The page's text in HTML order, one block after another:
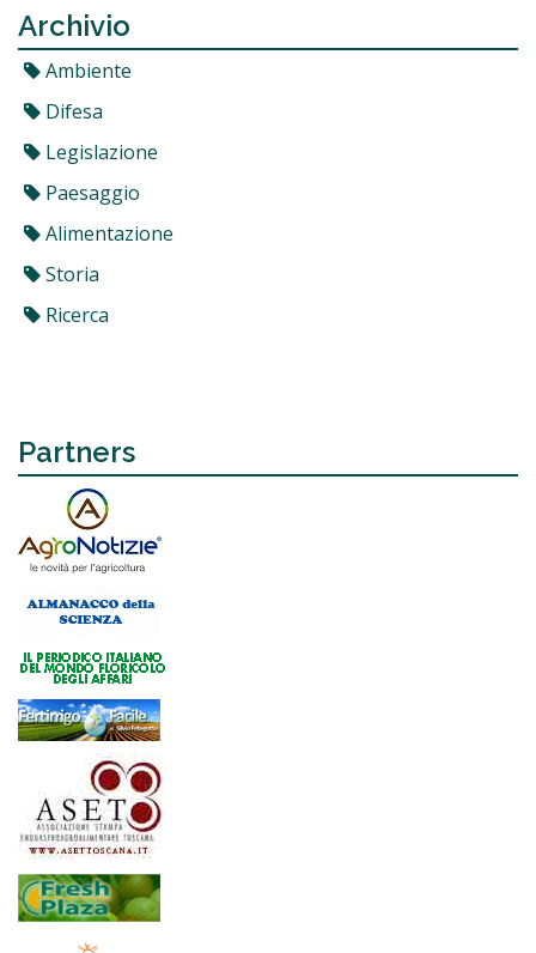
Archivio
Ambiente
Difesa
Legislazione
Paesaggio
Alimentazione
Storia
Ricerca
Partners